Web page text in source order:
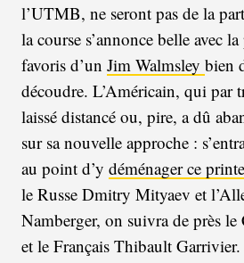
l’UTMB, ne seront pas de la
la course s’annonce belle avec
favoris d’un Jim Walmsley bien
découdre. L’Américain, qui par
laissé distancé ou, pire, a dû
sur sa nouvelle approche :
au point d’y déménager ce
le Russe Dmitry Mityaev et
Namberger, on suivra de près
et le Français Thibault Garrivier.